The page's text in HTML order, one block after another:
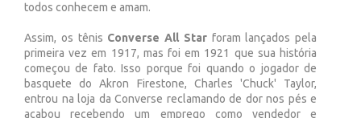
todos conhecem e amam.
Assim, os tênis Converse All Starforam lançados pela
primeira vez em 1917, mas foi em 1921 que sua história
começou de fato. Isso porque foi quando o jogador de
basquete do Akron Firestone, Charles 'Chuck' Taylor,
entrou na loja da Converse reclamando de dor nos pés e
acabou recebendo um emprego como vendedor e